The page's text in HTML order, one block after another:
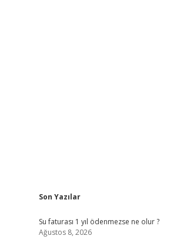
Sidebar
Son Yazılar
Su faturası 1 yıl ödenmezse ne olur ?
Ağustos 8, 2026